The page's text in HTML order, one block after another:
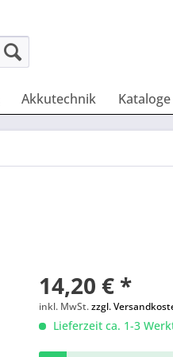
Akkutechnik Kataloge
14,20 € *
inkl. MwSt.zzgl.
Lieferzeit ca. 1-3